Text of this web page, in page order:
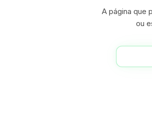
A página que
ou